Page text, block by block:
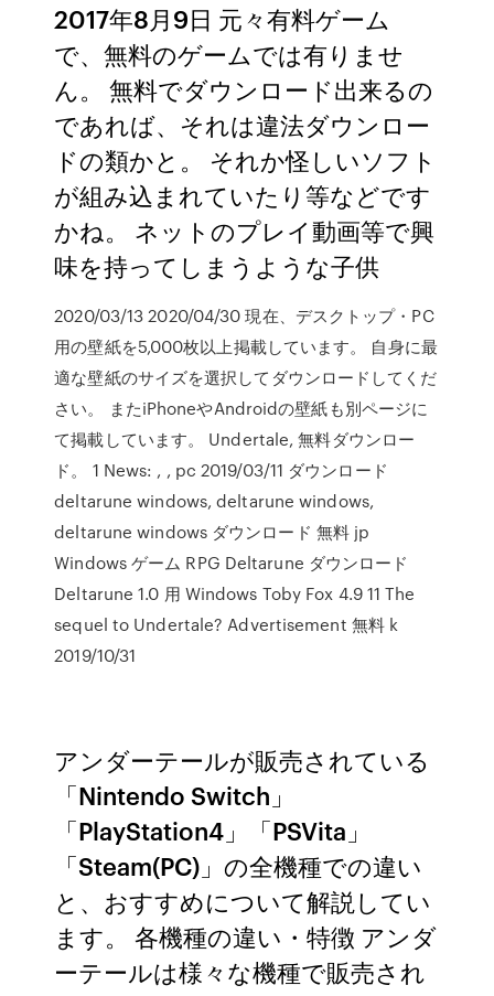
2017年8月9日 元々有料ゲーム
で、無料のゲームでは有りませ
ん。 無料でダウンロード出来るの
であれば、それは違法ダウンロー
ドの類かと。 それか怪しいソフト
が組み込まれていたり等などです
かね。 ネットのプレイ動画等で興
味を持ってしまうような子供
2020/03/13 2020/04/30 現在、デスクトップ・PC
用の壁紙を5,000枚以上掲載しています。 自身に最
適な壁紙のサイズを選択してダウンロードしてくだ
さい。 またiPhoneやAndroidの壁紙も別ページに
て掲載しています。 Undertale, 無料ダウンロー
ド。 1 News: , , pc 2019/03/11 ダウンロード
deltarune windows, deltarune windows,
deltarune windows ダウンロード 無料 jp
Windows ゲーム RPG Deltarune ダウンロード
Deltarune 1.0 用 Windows Toby Fox 4.9 11 The
sequel to Undertale? Advertisement 無料 k
2019/10/31
アンダーテールが販売されている
「Nintendo Switch」
「PlayStation4」「PSVita」
「Steam(PC)」の全機種での違い
と、おすすめについて解説してい
ます。 各機種の違い・特徴 アンダ
ーテールは様々な機種で販売され